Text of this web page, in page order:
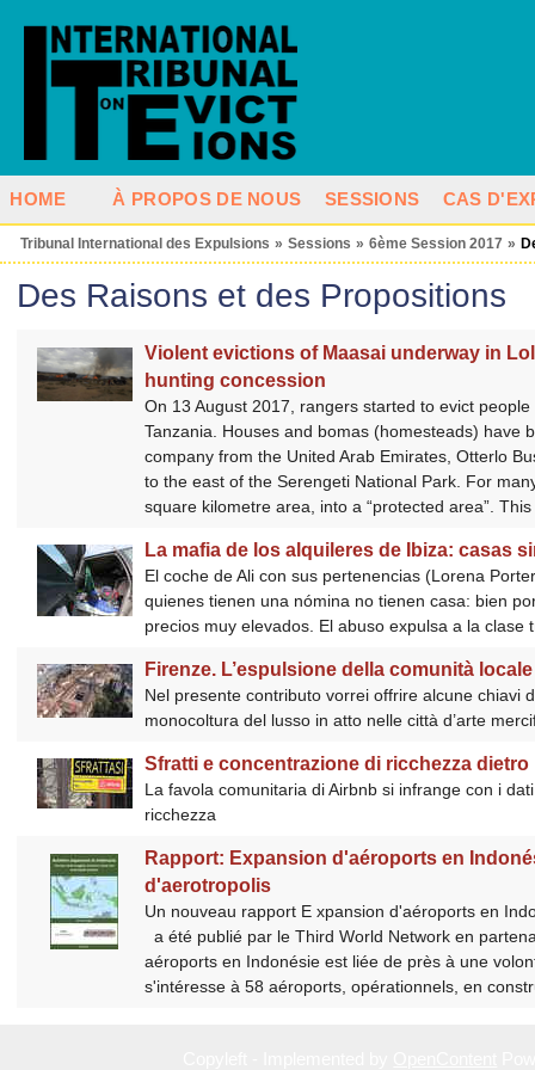
HOME À PROPOS DE NOUS SESSIONS CAS
Tribunal International des Expulsions » Sessions » 6ème Session 2017 »
Des Raisons et des Propositions
Violent evictions of Maasai underway in
hunting concession
On 13 August 2017, rangers started to evict
Tanzania. Houses and bomas (homesteads) have
company from the United Arab Emirates, Otterlo
to the east of the Serengeti National Park. For
square kilometre area, into a “protected area”.
La mafia de los alquileres de Ibiza: casas
El coche de Ali con sus pertenencias (Lorena
quienes tienen una nómina no tienen casa: bien
precios muy elevados. El abuso expulsa a la
Firenze. L’espulsione della comunità
Nel presente contributo vorrei offrire alcune chiavi
monocoltura del lusso in atto nelle città d’arte
Sfratti e concentrazione di ricchezza dietro
La favola comunitaria di Airbnb si infrange con i
ricchezza
Rapport: Expansion d'aéroports en
d'aerotropolis
Un nouveau rapport E xpansion d'aéroports en
a été publié par le Third World Network en
aéroports en Indonésie est liée de près à une
s'intéresse à 58 aéroports, opérationnels, en